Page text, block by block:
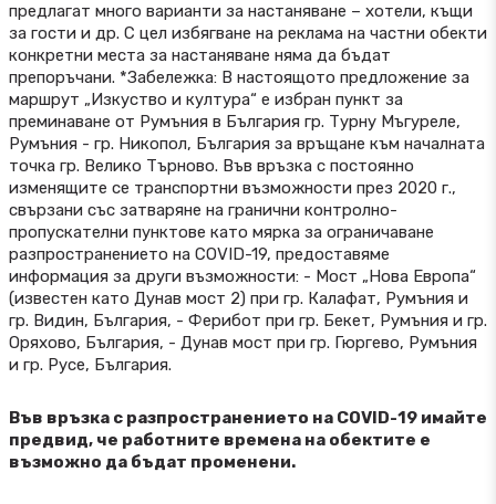
предлагат много варианти за настаняване – хотели, къщи
за гости и др. С цел избягване на реклама на частни обекти
конкретни места за настаняване няма да бъдат
препоръчани. *Забележка: В настоящото предложение за
маршрут „Изкуство и култура“ е избран пункт за
преминаване от Румъния в България гр. Турну Мъгуреле,
Румъния - гр. Никопол, България за връщане към началната
точка гр. Велико Търново. Във връзка с постоянно
изменящите се транспортни възможности през 2020 г.,
свързани със затваряне на гранични контролно-
пропускателни пунктове като мярка за ограничаване
разпространението на COVID-19, предоставяме
информация за други възможности: - Мост „Нова Европа“
(известен като Дунав мост 2) при гр. Калафат, Румъния и
гр. Видин, България, - Ферибот при гр. Бекет, Румъния и гр.
Оряхово, България, - Дунав мост при гр. Гюргево, Румъния
и гр. Русе, България.
Във връзка с разпространението на COVID-19 имайте
предвид, че работните времена на обектите е
възможно да бъдат променени.